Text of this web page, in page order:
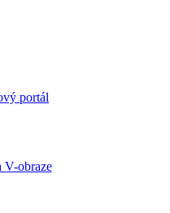
portál